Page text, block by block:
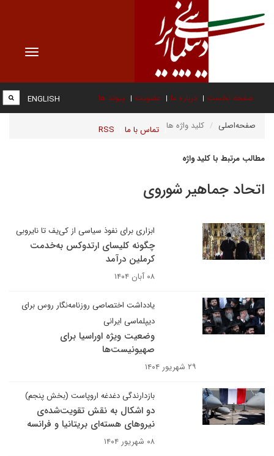
Toggle
صفحه نخست درباره ما عضویت پیوند ها
تماس با ما RSS
ENGLISH
صفحه‌اصلی کلید واژه ها
مطالب مرتبط با کلید واژه
اتحاد جماهیر شوروی
ابزاری برای نفوذ سیاسی از کی‌یف تا نایروبی
چگونه کلیسای ارتدوکس به‌خدمت
کرملین درآمد
۰۸ آبان ۱۴۰۴
یادداشت اختصاصی روزنامه‌نگار روس برای
دیپلماسی ایرانی
وضعیت ویژه اوراسیا برای
صهیونیست‌ها
۲۹ شهریور ۱۴۰۴
بازدارندگی دغدغه اروپاست (بخش پنجم)
دو اشکال به نقش تقویت‌شده‌ی
نیروهای هسته‌ای بریتانیا و فرانسه
۰۸ شهریور ۱۴۰۴